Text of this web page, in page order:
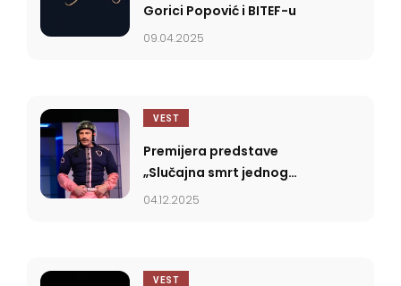
Gorici Popović i BITEF-u
09.04.2025
VEST
Premijera predstave
„Slučajna smrt jednog
anarhiste“ u Knjaževsko-
04.12.2025
VEST